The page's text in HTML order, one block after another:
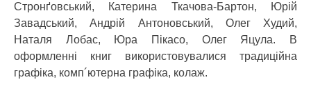
Стронґовський, Катерина Ткачова-Бартон, Юрій
Завадський, Андрій Антоновський, Олег Худий,
Наталя Лобас, Юра Пікасо, Олег Яцула. В
оформленні книг використовувалися традиційна
графіка, комп´ютерна графіка, колаж.